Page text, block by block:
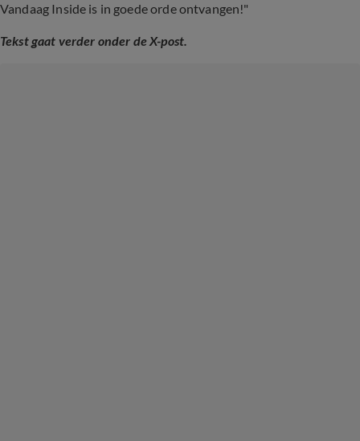
Vandaag Inside is in goede orde ontvangen!"
Tekst gaat verder onder de X-post.